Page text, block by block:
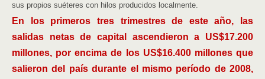
sus propios suéteres con hilos producidos localmente.
En los primeros tres trimestres de este año, las
salidas netas de capital ascendieron a US$17.200
millones, por encima de los US$16.400 millones que
salieron del país durante el mismo período de 2008,